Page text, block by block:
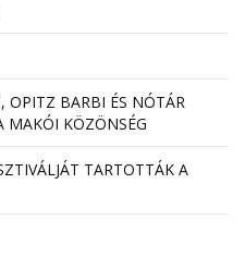
OPITZ BARBI ÉS NÓTÁR
MAKÓI KÖZÖNSÉG
TARTOTTÁK A